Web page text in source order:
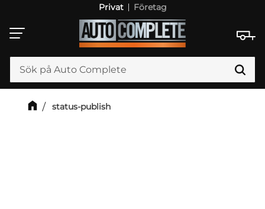
Meny
Privat Företag
status-publish